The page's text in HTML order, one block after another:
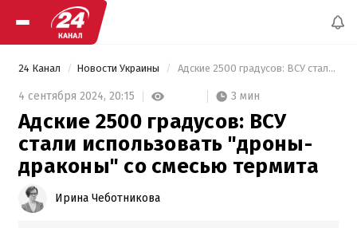
24 Канал Новости Украины Адские 2500 градусов: ВСУ стали использовать "дроны-драконы" со смесью термита
4 сентября 2024, 20:15 3 мин
Адские 2500 градусов: ВСУ
стали использовать "дроны-
драконы" со смесью термита
Ирина Чеботникова